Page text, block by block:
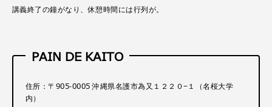
講義終了の鐘がなり、休憩時間には行列が。
PAIN DE KAITO
住所：〒905-0005 沖縄県名護市為又１２２０−１（名桜大学
内）